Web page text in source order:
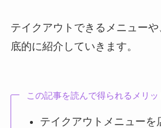
テイクアウトできるメニュー
底的に紹介していきます。
この記事を読んで得られるメリッ
テイクアウトメニューを